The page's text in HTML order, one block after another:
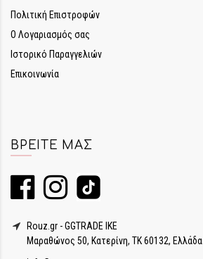
Πολιτική Επιστροφών
Ο Λογαριασμός σας
Ιστορικό Παραγγελιών
Επικοινωνία
ΒΡΕΊΤΕ ΜΑΣ
Rouz.gr - GGTRADE IKE
Μαραθώνος 50, Κατερίνη, ΤΚ 60132, Ελλάδα